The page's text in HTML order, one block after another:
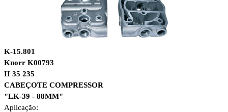
K-15.801
Knorr K00793
II 35 235
CABEÇOTE COMPRESSOR
"LK-39 - 88MM"
Aplicação: